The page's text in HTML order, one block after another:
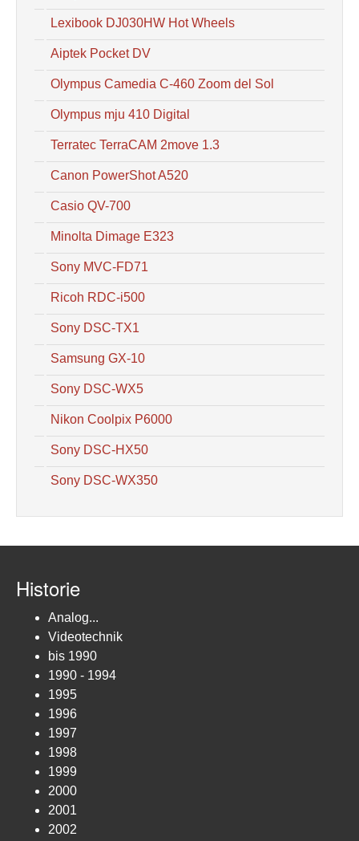
Lexibook DJ030HW Hot Wheels
Aiptek Pocket DV
Olympus Camedia C-460 Zoom del Sol
Olympus mju 410 Digital
Terratec TerraCAM 2move 1.3
Canon PowerShot A520
Casio QV-700
Minolta Dimage E323
Sony MVC-FD71
Ricoh RDC-i500
Sony DSC-TX1
Samsung GX-10
Sony DSC-WX5
Nikon Coolpix P6000
Sony DSC-HX50
Sony DSC-WX350
Historie
Analog...
Videotechnik
bis 1990
1990 - 1994
1995
1996
1997
1998
1999
2000
2001
2002